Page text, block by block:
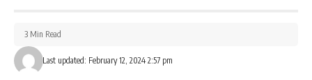
Last updated: February 12, 2024 2:57 pm
3 Min Read